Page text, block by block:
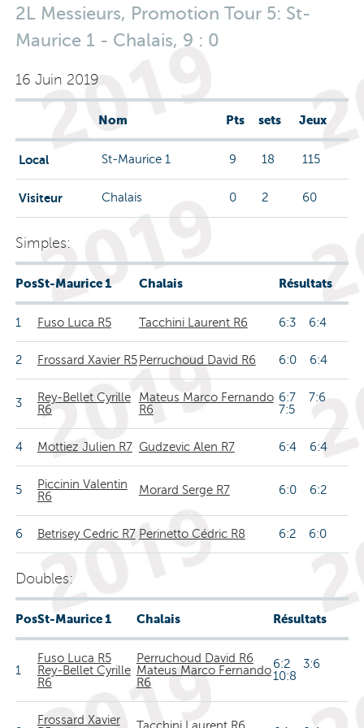
2L Messieurs, Promotion Tour 5: St-
Maurice 1 - Chalais, 9 : 0
16 Juin 2019
Nom Pts sets Jeux
Local St-Maurice 1 9 18 115
Visiteur Chalais 0 2 60
Simples:
PosSt-Maurice 1 Chalais Résultats
1 Fuso Luca R5 Tacchini Laurent R6 6:3 6:4
2 Frossard Xavier R5 Perruchoud David R6 6:0 6:4
3
Rey-Bellet Cyrille
R6
Mateus Marco Fernando
R6
6:7 7:6
7:5
4 Mottiez Julien R7 Gudzevic Alen R7 6:4 6:4
5
Piccinin Valentin
R6
Morard Serge R7 6:0 6:2
6 Betrisey Cedric R7 Perinetto Cédric R8 6:2 6:0
Doubles:
PosSt-Maurice 1 Chalais Résultats
1
Fuso Luca R5
Rey-Bellet Cyrille
R6
Perruchoud David R6
Mateus Marco Fernando
R6
6:2 3:6
10:8
Frossard Xavier